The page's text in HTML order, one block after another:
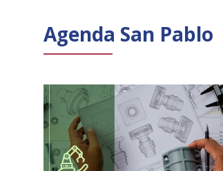
Agenda San Pablo